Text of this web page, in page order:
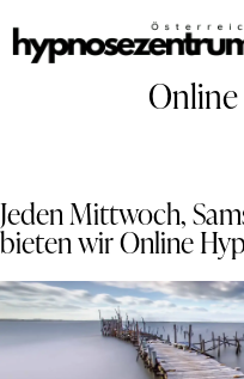
Jeden Mittwoch,
bieten wir Online